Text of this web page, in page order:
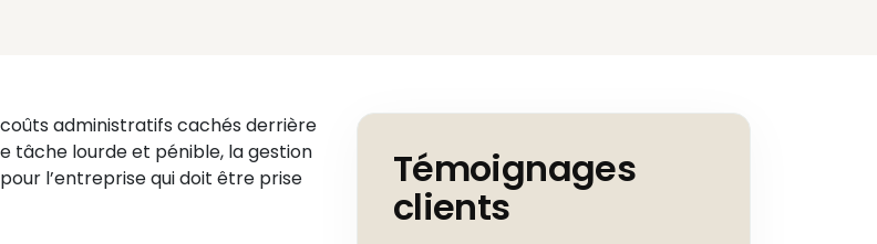
administratifs cachés derrière
tâche lourde et pénible, la gestion
l’entreprise qui doit être prise
Témoignages
clients